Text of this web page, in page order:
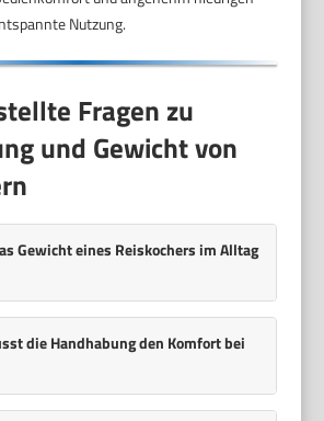
Nutzung.
Fragen zu
und Gewicht von
Gewicht eines Reiskochers im Alltag
die Handhabung den Komfort bei